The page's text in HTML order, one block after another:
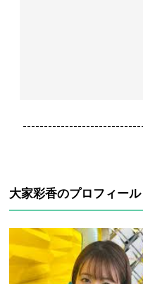
大家彩香のプロフィール